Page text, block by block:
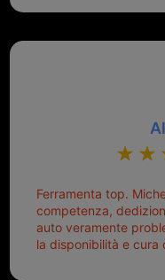
mette di buon
lo consiglio a
onesto evitando
un punto di
Ferramenta top.
competenza,
auto veramente
la disponibilità e cura